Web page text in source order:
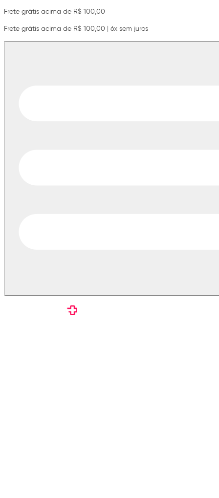
Frete grátis acima de R$ 100,00
Frete grátis acima de R$ 100,00 | 6x sem juros